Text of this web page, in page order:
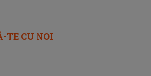
TE CU NOI